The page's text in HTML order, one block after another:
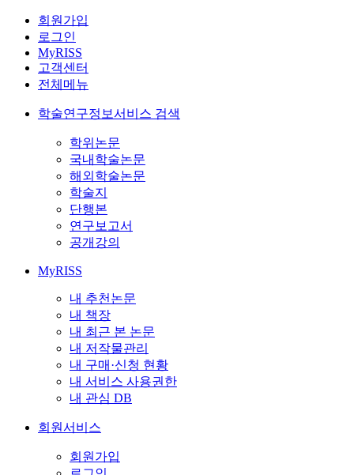
회원가입
로그인
MyRISS
고객센터
전체메뉴
학술연구정보서비스 검색
학위논문
국내학술논문
해외학술논문
학술지
단행본
연구보고서
공개강의
MyRISS
내 추천논문
내 책장
내 최근 본 논문
내 저작물관리
내 구매·신청 현황
내 서비스 사용권한
내 관심 DB
회원서비스
회원가입